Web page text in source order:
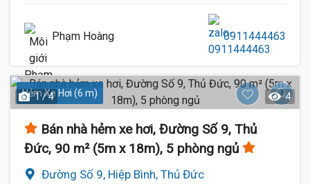
Phạm Hoàng 0911444463
Hẻm Xe Hơi (6 m)
1 / 4 4
Bán nhà hẻm xe hơi, Đường Số 9, Thủ
Đức, 90 m² (5m x 18m), 5 phòng ngủ
Đường Số 9, Hiệp Bình, Thủ Đức